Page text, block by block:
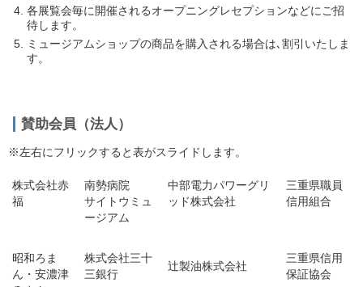
各展覧会毎に開催されるオープニングレセプションなどにご招
待します。
ミュージアムショップの商品を購入される場合は､割引いたしま
す。
賛助会員（法人）
※左右にフリックすると表がスライドします。
株式会社赤
福
南勢病院
サイトウミュ
ージアム
中部電力パワーグリ
ッド株式会社
三重県職員
信用組合
昭和ろま
ん・安濃津
株式会社三十
三銀行
辻󠄀製油株式会社
三重県信用
保証協会